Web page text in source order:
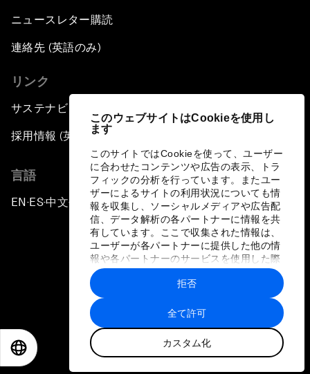
このウェブサイトはCookieを使用し
ます
このサイトではCookieを使って、ユーザー
に合わせたコンテンツや広告の表示、トラ
フィックの分析を行っています。またユー
ザーによるサイトの利用状況についても情
報を収集し、ソーシャルメディアや広告配
信、データ解析の各パートナーに情報を共
有しています。ここで収集された情報は、
ユーザーが各パートナーに提供した他の情
報や各パートナーのサービスを使用した際
に収集された情報と組み合わされ、各パー
トナーによって使用されることがありま
す。
全て許可
カスタム化
拒否
ニュースレター購読
連絡先 (英語のみ)
リンク
サステナビリティへの取り組み
採用情報 (英語のみ)
言語
EN ▪ ES▪中文▪ 日本語
プライバシーポリシーと利用規約
サイトマップ
©
世界経済フォーラム